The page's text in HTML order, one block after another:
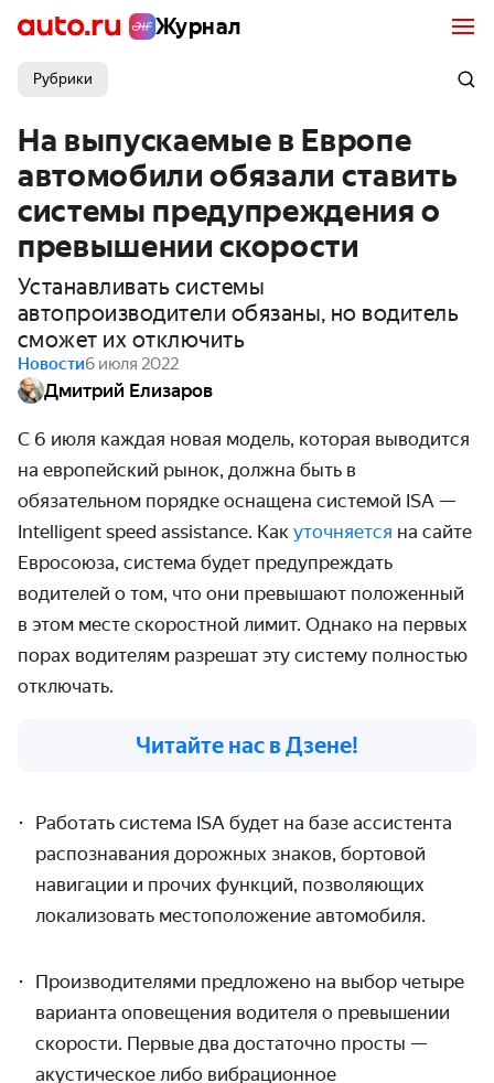
Журнал
Рубрики
На выпускаемые в Европе
автомобили обязали ставить
системы предупреждения о
превышении скорости
Устанавливать системы
автопроизводители обязаны, но водитель
сможет их отключить
Новости6 июля 2022
Дмитрий Елизаров
С 6 июля каждая новая модель, которая выводится
на европейский рынок, должна быть в
обязательном порядке оснащена системой ISA —
Intelligent speed assistance. Как уточняется на сайте
Евросоюза, система будет предупреждать
водителей о том, что они превышают положенный
в этом месте скоростной лимит. Однако на первых
порах водителям разрешат эту систему полностью
отключать.
Читайте нас в Дзене!
Работать система ISA будет на базе ассистента
распознавания дорожных знаков, бортовой
навигации и прочих функций, позволяющих
локализовать местоположение автомобиля.
Производителями предложено на выбор четыре
варианта оповещения водителя о превышении
скорости. Первые два достаточно просты —
акустическое либо вибрационное